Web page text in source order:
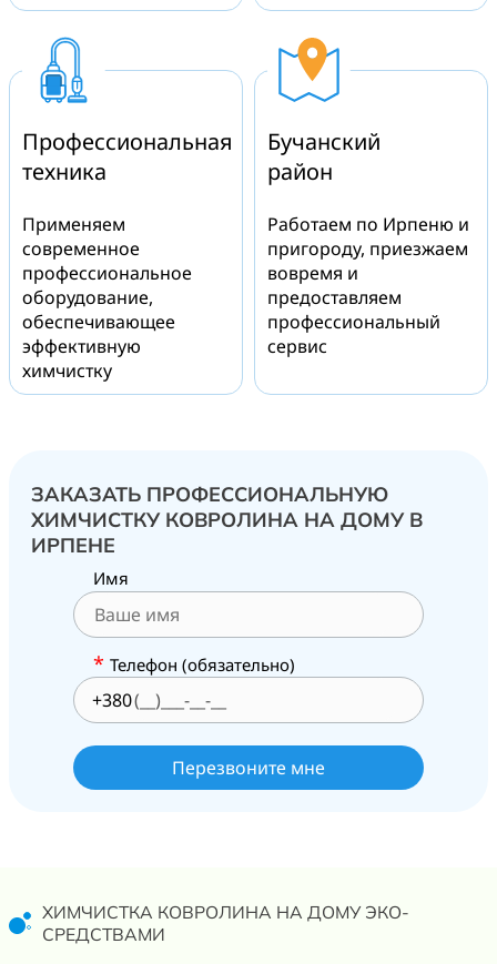
Профессиональная
техника
Применяем
современное
профессиональное
оборудование,
обеспечивающее
эффективную
химчистку
Бучанский
район
Работаем по Ирпеню и
пригороду, приезжаем
вовремя и
предоставляем
профессиональный
сервис
ЗАКАЗАТЬ ПРОФЕССИОНАЛЬНУЮ
ХИМЧИСТКУ КОВРОЛИНА НА ДОМУ В
ИРПЕНЕ
Имя
* Телефон (обязательно)
+380
ХИМЧИСТКА КОВРОЛИНА НА ДОМУ ЭКО-
СРЕДСТВАМИ